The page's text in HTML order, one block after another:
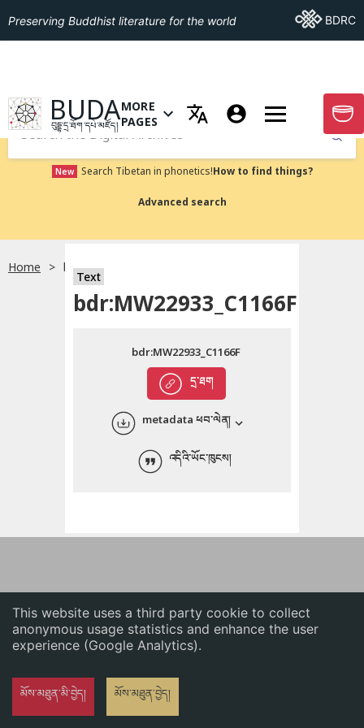
This website uses a third party cookie to collect
anonymous usage statistics and enhance the user
experience (Google Analytics).
མོས་མཐུན་མི་བྱེད། མོས་མཐུན་བྱེད།
English
ភាសាខ្មែរ
Preserving Buddhist literature for the world Go ToBDRC
GO TO HOMEPAGE
BUDA
བུདྡྷ་དྲ་ཐོག་དཔེ་མཛོད།
OPEN MENU OF MORE PAGES
MORE
PAGES
GO
Submit
New Search Tibetan in phonetics!How to find things?
Advanced search
Home bdr:MW22933_C1166F
Text
bdr:MW22933_C1166F
དྲ་ཐག
bdr:MW22933_C1166F
metadata ཕབ་ལེན།
འདིའི་ཡོང་ཁུངས།